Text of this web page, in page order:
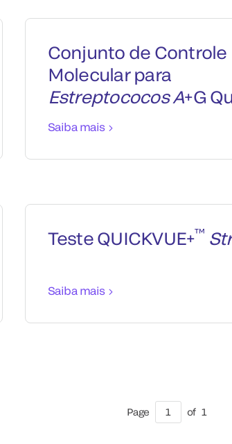
Conjunto de Controle
Molecular para
Estreptococos A+G
Saiba mais
Teste QUICKVUE+™
Saiba mais
Page 1 of 1